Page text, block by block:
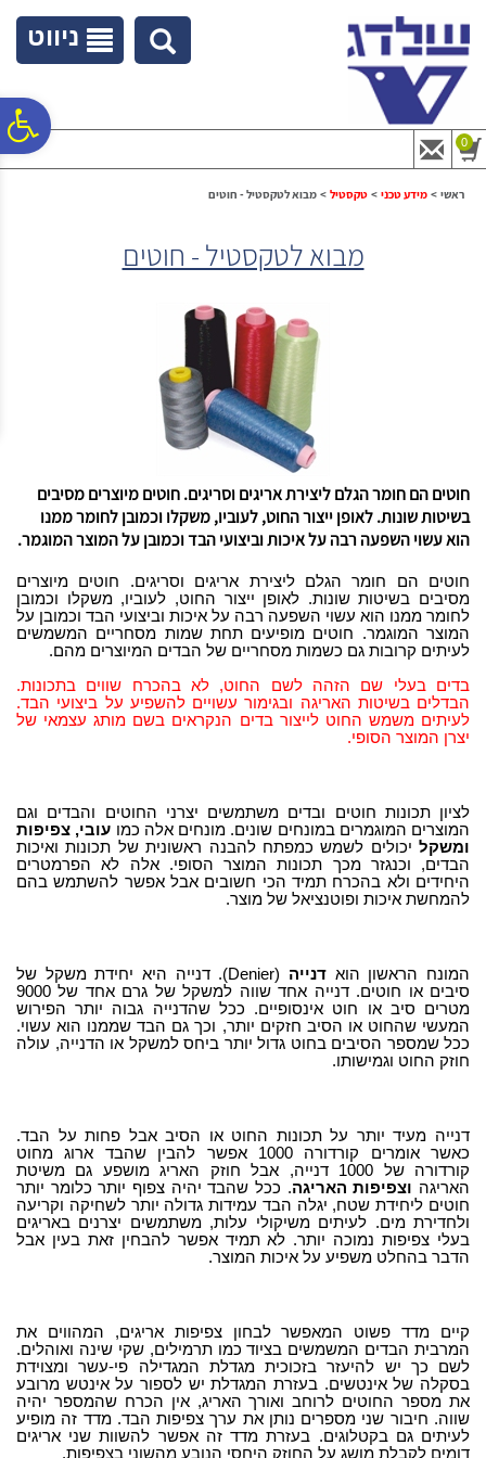
נגישות
ניווט
0
ראשי > מידע טכני > טקסטיל > מבוא לטקסטיל - חוטים
מבוא לטקסטיל - חוטים
חוטים הם חומר הגלם ליצירת אריגים וסריגים. חוטים מיוצרים מסיבים
בשיטות שונות. לאופן ייצור החוט, לעוביו, משקלו וכמובן לחומר ממנו
הוא עשוי השפעה רבה על איכות וביצועי הבד וכמובן על המוצר המוגמר.
חוטים הם חומר הגלם ליצירת אריגים וסריגים. חוטים מיוצרים
מסיבים בשיטות שונות. לאופן ייצור החוט, לעוביו, משקלו וכמובן
לחומר ממנו הוא עשוי השפעה רבה על איכות וביצועי הבד וכמובן על
המוצר המוגמר. חוטים מופיעים תחת שמות מסחריים המשמשים
לעיתים קרובות גם כשמות מסחריים של הבדים המיוצרים מהם.
בדים בעלי שם הזהה לשם החוט, לא בהכרח שווים בתכונות.
הבדלים בשיטות האריגה ובגימור עשויים להשפיע על ביצועי הבד.
לעיתים משמש החוט לייצור בדים הנקראים בשם מותג עצמאי של
יצרן המוצר הסופי.
לציון תכונות חוטים ובדים משתמשים יצרני החוטים והבדים וגם
המוצרים המוגמרים במונחים שונים. מונחים אלה כמו עובי, צפיפות
ומשקל יכולים לשמש כמפתח להבנה ראשונית של תכונות ואיכות
הבדים, וכנגזר מכך תכונות המוצר הסופי. אלה לא הפרמטרים
היחידים ולא בהכרח תמיד הכי חשובים אבל אפשר להשתמש בהם
להמחשת איכות ופוטנציאל של מוצר.
המונח הראשון הוא דנייה (
Denier). דנייה היא יחידת משקל של
סיבים או חוטים. דנייה אחד שווה למשקל של גרם אחד של 9000
מטרים סיב או חוט אינסופיים. ככל שהדנייה גבוה יותר הפירוש
המעשי שהחוט או הסיב חזקים יותר, וכך גם הבד שממנו הוא עשוי.
ככל שמספר הסיבים בחוט גדול יותר ביחס למשקל או הדנייה, עולה
חוזק החוט וגמישותו.
דנייה מעיד יותר על תכונות החוט או הסיב אבל פחות על הבד.
כאשר אומרים קורדורה 1000 אפשר להבין שהבד ארוג מחוט
קורדורה של 1000 דנייה, אבל חוזק האריג מושפע גם משיטת
האריגה וצפיפות האריגה. ככל שהבד יהיה צפוף יותר כלומר יותר
חוטים ליחידת שטח, יגלה הבד עמידות גדולה יותר לשחיקה וקריעה
ולחדירת מים. לעיתים משיקולי עלות, משתמשים יצרנים באריגים
בעלי צפיפות נמוכה יותר. לא תמיד אפשר להבחין זאת בעין אבל
הדבר בהחלט משפיע על איכות המוצר.
קיים מדד פשוט המאפשר לבחון צפיפות אריגים, המהווים את
המרבית הבדים המשמשים בציוד כמו תרמילים, שקי שינה ואוהלים.
לשם כך יש להיעזר בזכוכית מגדלת המגדילה פי-עשר ומצוידת
בסקלה של אינטשים. בעזרת המגדלת יש לספור על אינטש מרובע
את מספר החוטים לרוחב ואורך האריג, אין הכרח שהמספר יהיה
שווה. חיבור שני מספרים נותן את ערך צפיפות הבד. מדד זה מופיע
לעיתים גם בקטלוגים. בעזרת מדד זה אפשר להשוות שני אריגים
דומים לקבלת מושג על החוזק היחסי הנובע מהשוני בצפיפות.